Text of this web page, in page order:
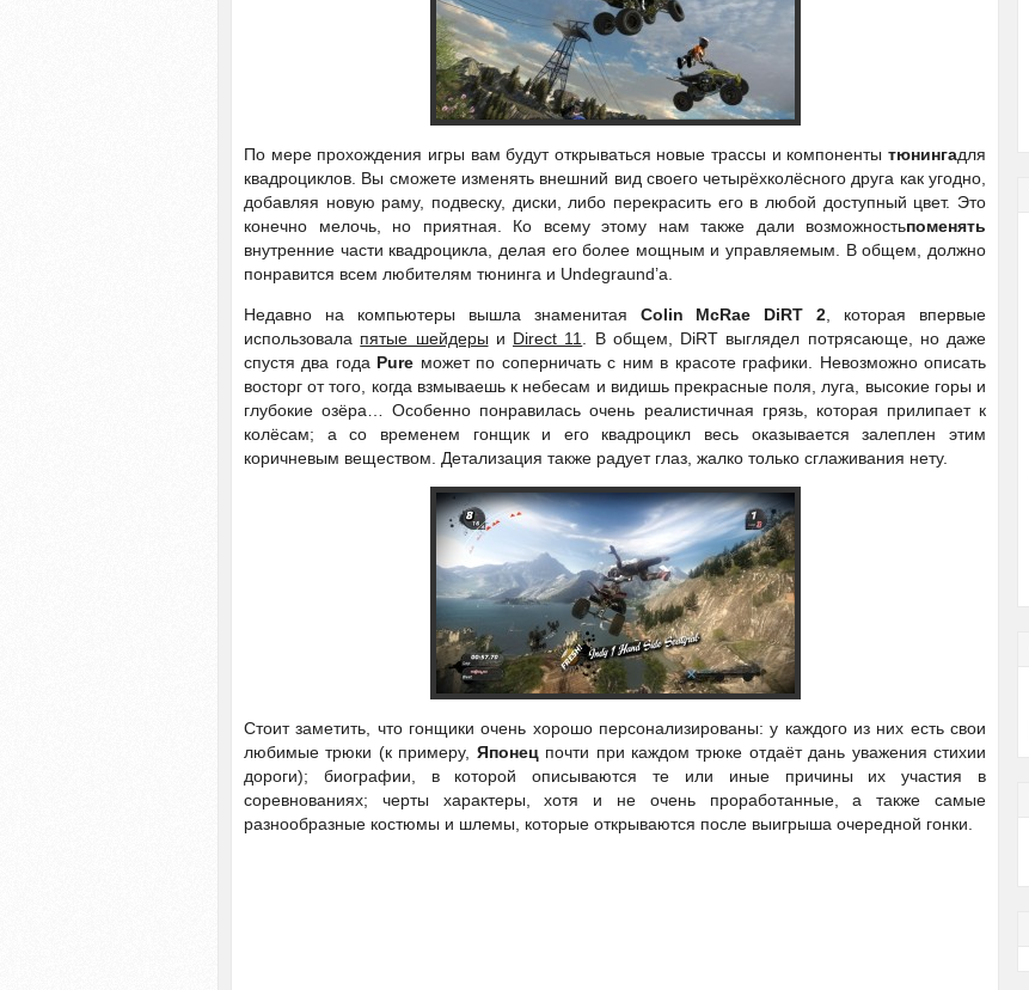
По мере прохождения игры вам будут открываться новые трассы и компоненты тюнингадля
квадроциклов. Вы сможете изменять внешний вид своего четырёхколёсного друга как угодно,
добавляя новую раму, подвеску, диски, либо перекрасить его в любой доступный цвет. Это
конечно мелочь, но приятная. Ко всему этому нам также дали возможностьпоменять
внутренние части квадроцикла, делая его более мощным и управляемым. В общем, должно
понравится всем любителям тюнинга и Undegraund’a.
Недавно на компьютеры вышла знаменитая Colin McRae DiRT 2 , которая впервые
использовала пятые шейдеры и Direct 11
. В общем, DiRT выглядел потрясающе, но даже
спустя два года Pure может по соперничать с ним в красоте графики. Невозможно описать
восторг от того, когда взмываешь к небесам и видишь прекрасные поля, луга, высокие горы и
глубокие озёра… Особенно понравилась очень реалистичная грязь, которая прилипает к
колёсам; а со временем гонщик и его квадроцикл весь оказывается залеплен этим
коричневым веществом. Детализация также радует глаз, жалко только сглаживания нету.
Стоит заметить, что гонщики очень хорошо персонализированы: у каждого из них есть свои
любимые трюки (к примеру, Японецпочти при каждом трюке отдаёт дань уважения стихии
дороги); биографии, в которой описываются те или иные причины их участия в
соревнованиях; черты характеры, хотя и не очень проработанные, а также самые
разнообразные костюмы и шлемы, которые открываются после выигрыша очередной гонки.